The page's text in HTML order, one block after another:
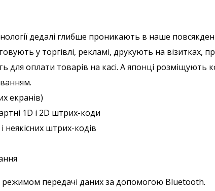
дедалі глибше проникають в наше
у торгівлі, рекламі, друкують на візитках,
оплати товарів на касі. А японці розміщують
екранів)
1D і 2D штрих-коди
штрих-кодів
режимом передачі даних за допомогою Bluetooth.